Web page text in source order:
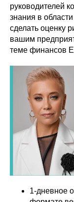
руководителей
знания в
сделать оценку
вашим
теме финансов
1-дневное